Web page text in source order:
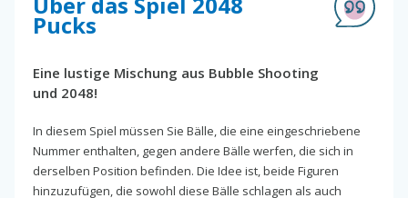
Pucks
Eine lustige Mischung aus Bubble Shooting
und 2048!
In diesem Spiel müssen Sie Bälle, die eine eingeschriebene
Nummer enthalten, gegen andere Bälle werfen, die sich in
derselben Position befinden. Die Idee ist, beide Figuren
hinzuzufügen, die sowohl diese Bälle schlagen als auch